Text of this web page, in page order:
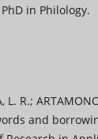
in Philology.
L. R.;
and